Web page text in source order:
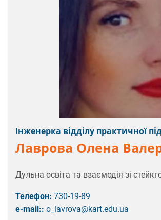
Інженерка відділу практичної
Лаврова Олена
Дульна освіта та взаємодія зі
Телефон: 730-19-89
e-mail:: o_lavrova@kart.edu.ua